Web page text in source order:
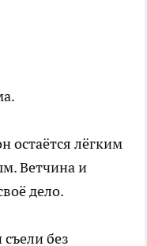
остаётся лёгким
Ветчина и
дело.
без